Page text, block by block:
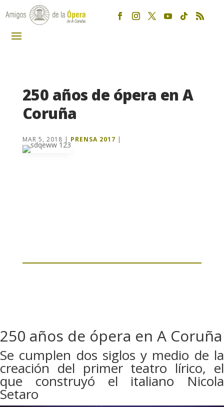
250 años de ópera en A
Coruña
MAR 5, 2018 | PRENSA 2017 |
250 años de ópera en A Coruña
Se cumplen dos siglos y medio de la
creación del primer teatro lírico, el
que construyó el italiano Nicola
Setaro